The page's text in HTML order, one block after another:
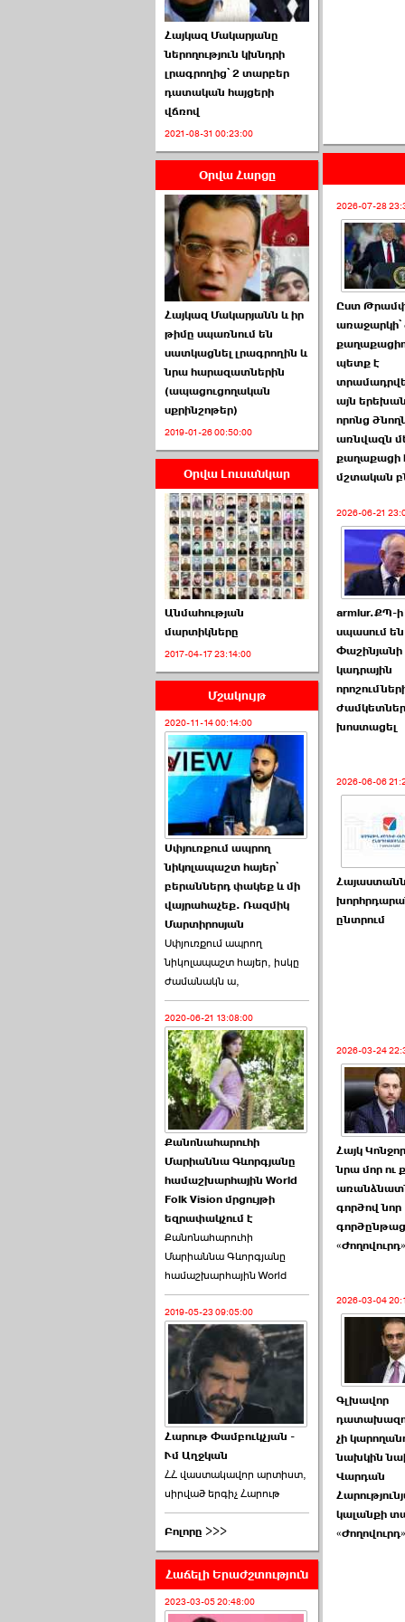
ՏԵՍԱՆՅՈՒԹ․ Ի՞նչ
իրավիճակ է այս ›››
2026-07-04 10:40:00
Սահմանադրական
դատարանը մերժեց ›››
2026-07-02 00:39:00
ՈՒՂԻՂ․ ԱԺ-ն
Կառավարության ›››
2026-07-01 00:52:00
ՍԴ-ն հուլիսի 1-ին
կհեռանա ›››
2026-07-01 00:08:00
Աննա Վարդապետյանն
ուղերձ է հղել ›››
2026-06-25 23:21:00
Պաշտոնակռիվը սկսված
է. «Հրապարակ» ›››
2026-06-25 17:13:00
ԱԺ նախագահի
թեկնածու է ընտրվել
Ռուբեն Ռուբինյանը ›››
2026-06-23 21:28:00
«Ժողովուրդ»-ը
հերթական ›››
2026-06-21 23:00:00
armlur.ՔՊ-ի ներսում
սպասում են ›››
Հայկազ Մակարյանը
ներողություն կխնդրի
լրագրողից՝ 2 տարբեր
դատական հայցերի
վճռով
2021-08-31 00:23:00
Օրվա Հարցը
Հայկազ Մակարյանն և իր
թիմը սպառնում են
սատկացնել լրագրողին և
նրա հարազատներին
(ապացուցողական
սքրինշոթեր)
2019-01-26 00:50:00
Օրվա Լուսանկար
Անմահության
մարտիկները
2017-04-17 23:14:00
Մշակույթ
2020-11-14 00:14:00
Սփյուռքում ապրող
նիկոլապաշտ հայեր՝
բերաններդ փակեք և մի
վայրահաչեք. Ռազմիկ
Մարտիրոսյան
Սփյուռքում ապրող
նիկոլապաշտ հայեր, իսկը
ժամանակն ա,
2020-06-21 13:08:00
Քանոնահարուհի
Մարիաննա Գևորգյանը
համաշխարհային World
Folk Vision մրցույթի
եզրափակչում է
Քանոնահարուհի
Մարիաննա Գևորգյանը
համաշխարհային World
2019-05-23 09:05:00
Հարութ Փամբուկչյան -
Ւմ Աղջկան
ՀՀ վաստակավոր արտիստ,
սիրված երգիչ Հարութ
Բոլորը >>>
Հաճելի Երաժշտություն
2023-03-05 20:48:00
2026-07-28
Ըստ
առաջարկի՝
պետք է
այն
որոնց
առնվազն
քաղաքացի
մշտական
2026-06-21
armlur.ՔՊ-ի
սպասում են
Փաշինյանի
կադրային
խոստացել
2026-06-06
Հայաստանն
ընտրում
2026-03-24
Հայկ
նրա մոր ու
գործով նոր
գործընթաց
«Ժողովուրդ»
2026-03-04
Գլխավոր
չի
նախկին
Վարդան
կալանքի
«Ժողովուրդ»